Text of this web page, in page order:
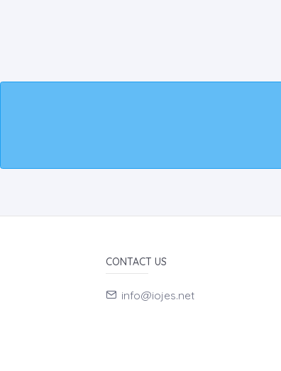
CONTACT US
info@iojes.net